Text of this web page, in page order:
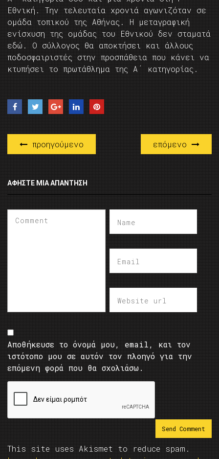
Εθνική. Την τελευταία χρονιά αγωνιζόταν σε
ομάδα τοπικού της Αθήνας. Η μεταγραφική
ενίσχυση της ομάδας του Εθνικού δεν σταματά
εδώ. Ο σύλλογος θα αποκτήσει και άλλους
ποδοσφαιριστές στην προσπάθεια που κάνει να
κτυπήσει το πρωτάθλημα της Α΄ κατηγορίας.
προηγούμενο επόμενο
ΑΦΉΣΤΕ ΜΙΑ ΑΠΆΝΤΗΣΗ
Αποθήκευσε το όνομά μου, email, και τον
ιστότοπο μου σε αυτόν τον πλοηγό για την
επόμενη φορά που θα σχολιάσω.
This site uses Akismet to reduce spam.